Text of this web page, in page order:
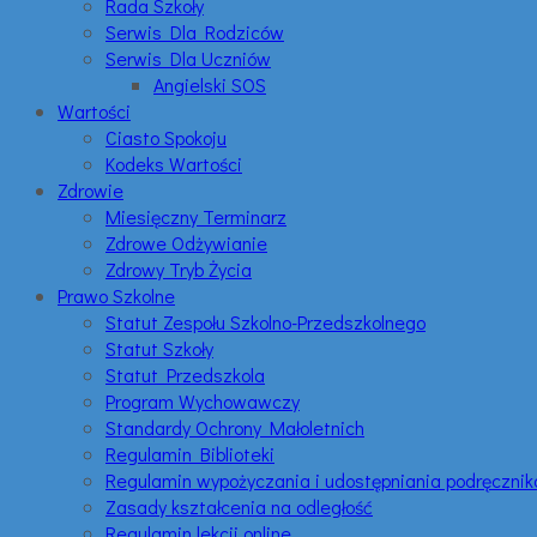
Rada Szkoły
Serwis Dla Rodziców
Serwis Dla Uczniów
Angielski SOS
Wartości
Ciasto Spokoju
Kodeks Wartości
Zdrowie
Miesięczny Terminarz
Zdrowe Odżywianie
Zdrowy Tryb Życia
Prawo Szkolne
Statut Zespołu Szkolno-Przedszkolnego
Statut Szkoły
Statut Przedszkola
Program Wychowawczy
Standardy Ochrony Małoletnich
Regulamin Biblioteki
Regulamin wypożyczania i udostępniania
Zasady kształcenia na odległość